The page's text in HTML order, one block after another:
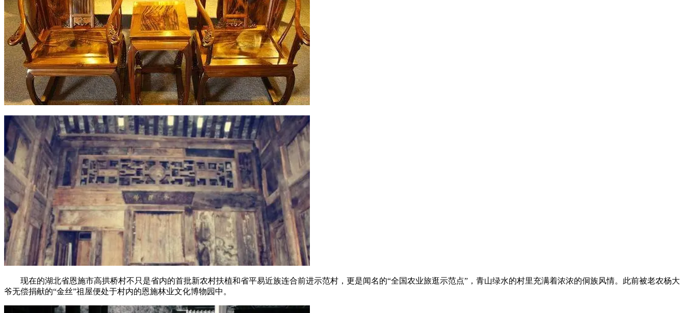
现在的湖北省恩施市高拱桥村不只是省内的首批新农村扶植和省平易近族连合前进示范村，更是闻名的“全国农业旅逛示范点”，青山绿水的村里充满着浓浓的侗族风情。此前被老农杨大
爷无偿捐献的“金丝”祖屋便处于村内的恩施林业文化博物园中。